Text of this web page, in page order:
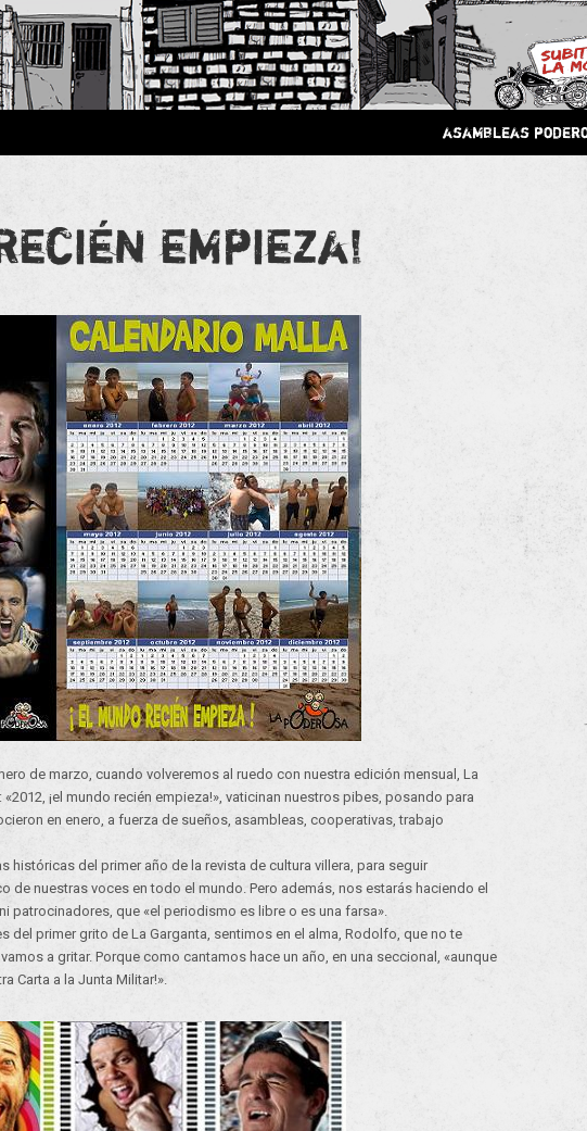
asambleas
empieza!
de marzo, cuando volveremos al ruedo con nuestra edición mensual, La
¡el mundo recién empieza!», vaticinan nuestros pibes, posando para
en enero, a fuerza de sueños, asambleas, cooperativas, trabajo
del primer año de la revista de cultura villera, para seguir
de nuestras voces en todo el mundo. Pero además, nos estarás haciendo el
patrocinadores, que «el periodismo es libre o es una farsa».
primer grito de La Garganta, sentimos en el alma, Rodolfo, que no te
a gritar. Porque como cantamos hace un año, en una seccional, «aunque
Carta a la Junta Militar!».